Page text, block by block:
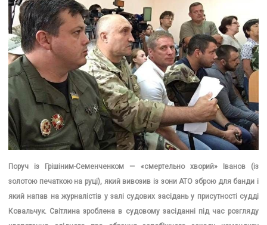
Поруч із Грішіним-Семенченком — «смертельно хворий» Іванов (із
золотою печаткою на руці), який вивозив із зони АТО зброю для банди і
який напав на журналістів у залі судових засідань у присутності судді
Ковальчук. Світлина зроблена в судовому засіданні під час розгляду